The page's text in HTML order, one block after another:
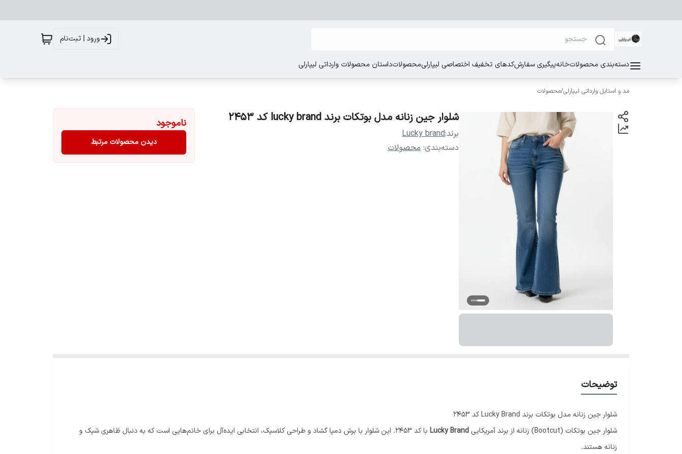
ورود | ثبت‌نام
دسته‌بندی محصولاتخانهپیگیری سفارشکدهای تخفیف اختصاصی لیپارلیمحصولاتداستان محصولات وارداتی لیپارلی
مد و استایل وارداتی لیپارلی/محصولات
شلوار جین زنانه مدل بوتکات برند lucky brand کد 2453
برند:Lucky brand
دسته‌بندی: محصولات
ناموجود
دیدن محصولات مرتبط
توضیحات
شلوار جین زنانه مدل بوتکات برند Lucky Brand کد 2453
شلوار جین بوتکات (Bootcut) زنانه از برند آمریکایی
Lucky Brand
با کد 2453. این شلوار با برش دمپا گشاد و طراحی کلاسیک، انتخابی ایده‌آل برای خانم‌هایی است که به دنبال ظاهری شیک و
زنانه هستند.